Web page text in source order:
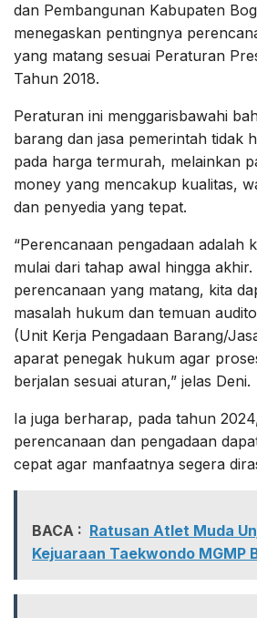
dan Pembangunan Kabupaten
menegaskan pentingnya
yang matang sesuai Peraturan
Tahun 2018.
Peraturan ini menggarisbawahi
barang dan jasa pemerintah tidak
pada harga termurah, melainkan
money yang mencakup kualitas,
dan penyedia yang tepat.
“Perencanaan pengadaan adalah
mulai dari tahap awal hingga akhir.
perencanaan yang matang, kita
masalah hukum dan temuan
(Unit Kerja Pengadaan Barang/
aparat penegak hukum agar
berjalan sesuai aturan,” jelas Deni.
Ia juga berharap, pada tahun
perencanaan dan pengadaan
cepat agar manfaatnya segera
BACA : Ratusan Atlet Muda
Kejuaraan Taekwondo MGMP